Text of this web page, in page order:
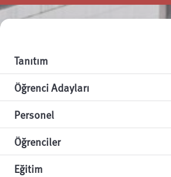
Tanıtım
Öğrenci Adayları
Personel
Öğrenciler
Eğitim